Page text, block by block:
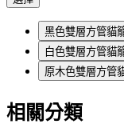
黑色雙層方管貓
白色雙層方管貓
原木色雙層方管
相關分類